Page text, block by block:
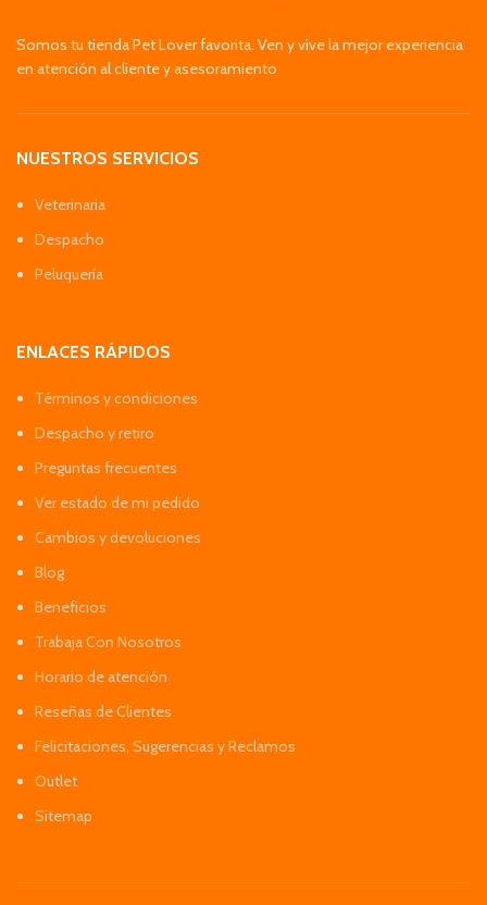
Somos tu tienda Pet Lover favorita. Ven y vive la mejor experiencia
en atención al cliente y asesoramiento
NUESTROS SERVICIOS
Veterinaria
Despacho
Peluquería
ENLACES RÁPIDOS
Términos y condiciones
Despacho y retiro
Preguntas frecuentes
Ver estado de mi pedido
Cambios y devoluciones
Blog
Beneficios
Trabaja Con Nosotros
Horario de atención
Reseñas de Clientes
Felicitaciones, Sugerencias y Reclamos
Outlet
Sitemap